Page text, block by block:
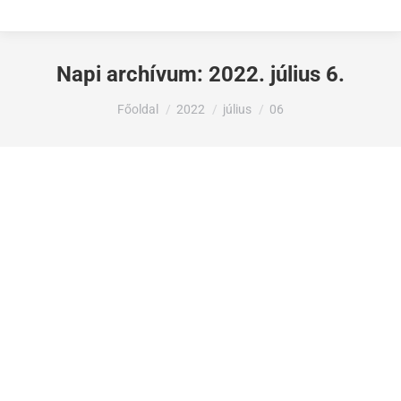
Napi archívum: 2022. július 6.
Ön itt van:
Főoldal 2022 július 06